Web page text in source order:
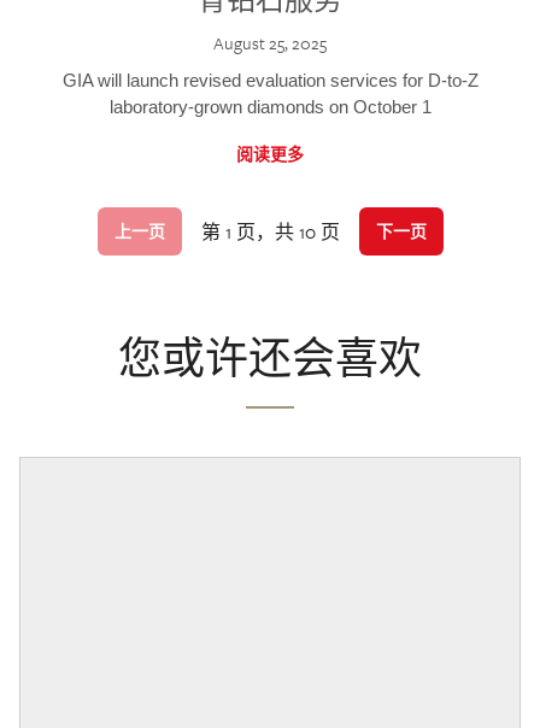
August 25, 2025
GIA will launch revised evaluation services for D-to-Z
laboratory-grown diamonds on October 1
阅读更多
上一页 第 1 页，共 10 页 下一页
您或许还会喜欢